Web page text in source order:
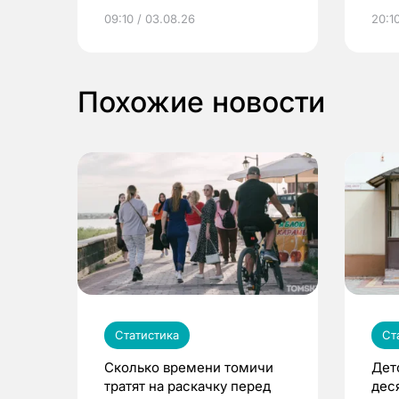
выиграть призы
09:10 / 03.08.26
Похожие новости
Статистика
Сколько времени томичи
тратят на раскачку перед